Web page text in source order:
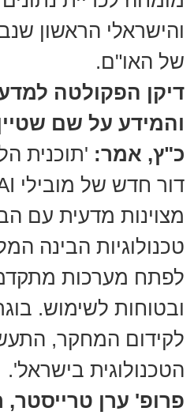
של האו"ם.
דיקן הפקולטה
והמידע על שם
כ"ץ, אמר: 'תוכנית
מצוינות מדעית עם
טכנולוגיות הבינה
לפתח מערכות
ובטוחות לשימוש.
לקידום המחקר,
הטכנולוגית בישראל'.
פרופ' ערן